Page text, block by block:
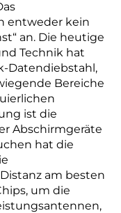
entweder kein
an. Die heutige
Technik hat
Datendiebstahl,
Bereiche
ist die
Abschirmgeräte
hat die
am besten
um die